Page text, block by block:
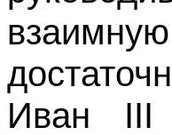
Иван III